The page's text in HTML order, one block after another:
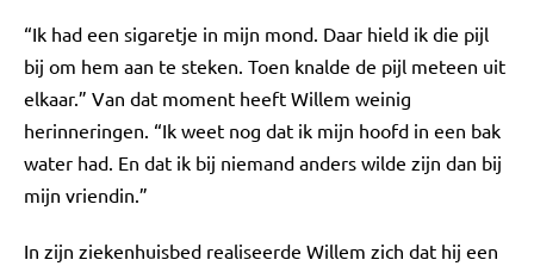
“Ik had een sigaretje in mijn mond. Daar hield ik die pijl
bij om hem aan te steken. Toen knalde de pijl meteen uit
elkaar.” Van dat moment heeft Willem weinig
herinneringen. “Ik weet nog dat ik mijn hoofd in een bak
water had. En dat ik bij niemand anders wilde zijn dan bij
mijn vriendin.”
In zijn ziekenhuisbed realiseerde Willem zich dat hij een